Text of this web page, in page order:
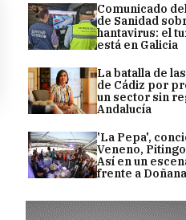
Comunicado
de Sanidad
hantavirus: el
está en Galicia
La batalla de
de Cádiz por
un sector sin
Andalucía
'La Pepa',
Veneno,
Así en un
frente a Doñana